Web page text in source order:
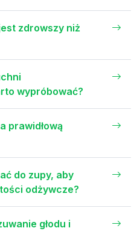
zdrowszy niż
wypróbować?
prawidłową
do zupy, aby
odżywcze?
głodu i